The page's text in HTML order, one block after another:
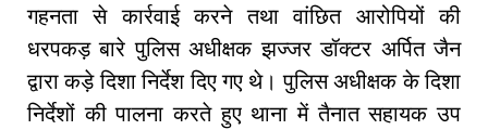
गहनता से कार्रवाई करने तथा वांछित आरोपियों की
धरपकड़ बारे पुलिस अधीक्षक झज्जर डॉक्टर अर्पित जैन
द्वारा कड़े दिशा निर्देश दिए गए थे। पुलिस अधीक्षक के दिशा
निर्देशों की पालना करते हुए थाना में तैनात सहायक उप